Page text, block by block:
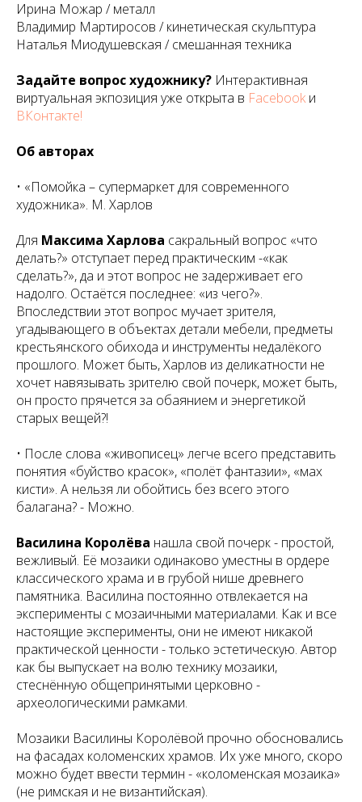
Ирина Можар / металл
Владимир Мартиросов / кинетическая скульптура
Наталья Миодушевская / смешанная техника
Задайте вопрос художнику? Интерактивная
виртуальная экпозиция уже открыта в Facebookи
ВКонтакте!
Об авторах
• «Помойка – супермаркет для современного
художника». М. Харлов
Для Максима Харлова сакральный вопрос «что
делать?» отступает перед практическим -«как
сделать?», да и этот вопрос не задерживает его
надолго. Остаётся последнее: «из чего?».
Впоследствии этот вопрос мучает зрителя,
угадывающего в объектах детали мебели, предметы
крестьянского обихода и инструменты недалёкого
прошлого. Может быть, Харлов из деликатности не
хочет навязывать зрителю свой почерк, может быть,
он просто прячется за обаянием и энергетикой
старых вещей?!
• После слова «живописец» легче всего представить
понятия «буйство красок», «полёт фантазии», «мах
кисти». А нельзя ли обойтись без всего этого
балагана? - Можно.
Василина Королёва нашла свой почерк - простой,
вежливый. Её мозаики одинаково уместны в ордере
классического храма и в грубой нише древнего
памятника. Василина постоянно отвлекается на
эксперименты с мозаичными материалами. Как и все
настоящие эксперименты, они не имеют никакой
практической ценности - только эстетическую. Автор
как бы выпускает на волю технику мозаики,
стеснённую общепринятыми церковно -
археологическими рамками.
Мозаики Василины Королёвой прочно обосновались
на фасадах коломенских храмов. Их уже много, скоро
можно будет ввести термин - «коломенская мозаика»
(не римская и не византийская).